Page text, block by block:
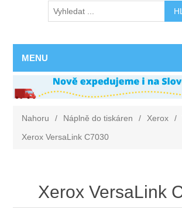
MENU
Nahoru / Náplně do tiskáren / Xerox /
Xerox VersaLink C7030
Xerox VersaLink